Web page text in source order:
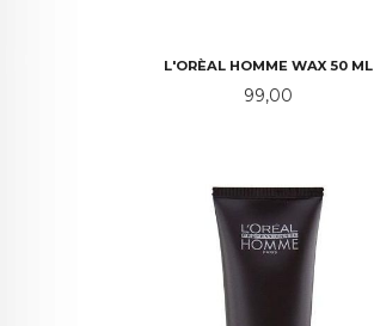
L'ORÈAL HOMME WAX 50 ML
Pris
99,00